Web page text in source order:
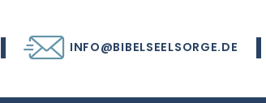
INFO@BIBELSEELSORGE.DE